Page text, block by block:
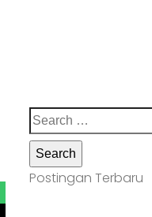
Search
for:
Postingan Terbaru